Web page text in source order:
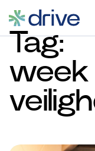
Tag:
week